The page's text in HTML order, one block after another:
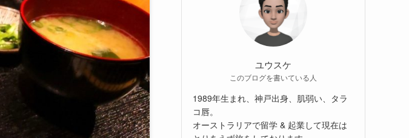
ユウスケ
このブログを書いている人
1989年生まれ、神戸出身、肌弱い、タラ
コ唇。
オーストラリアで留学 & 起業して現在は